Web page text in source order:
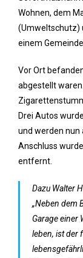
Wohnen, dem
(Umweltschutz)
einem
Vor Ort
abgestellt
Drei Autos
und werden nun
Anschluss
entfernt.
Dazu Walter
„Neben dem
Garage einer
leben, ist der